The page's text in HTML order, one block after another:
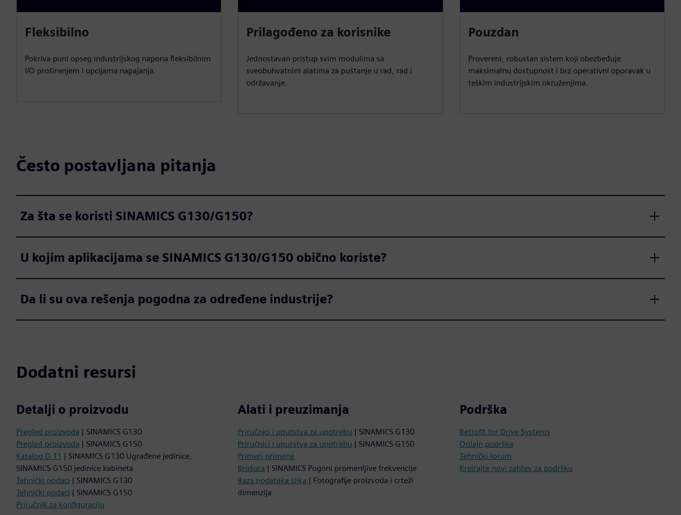
Fleksibilno
Pokriva puni opseg industrijskog napona fleksibilnim
I/O proširenjem i opcijama napajanja.
Prilagođeno za korisnike
Jednostavan pristup svim modulima sa
sveobuhvatnim alatima za puštanje u rad, rad i
održavanje.
Pouzdan
Provereni, robustan sistem koji obezbeđuje
maksimalnu dostupnost i brz operativni oporavak u
teškim industrijskim okruženjima.
Često postavljana pitanja
Za šta se koristi SINAMICS G130/G150?
U kojim aplikacijama se SINAMICS G130/G150 obično koriste?
Da li su ova rešenja pogodna za određene industrije?
Dodatni resursi
Detalji o proizvodu
Pregled proizvoda | SINAMICS G130
Pregled proizvoda | SINAMICS G150
Katalog D 11 | SINAMICS G130 Ugrađene jedinice,
SINAMICS G150 jedinice kabineta
Tehnički podaci | SINAMICS G130
Tehnički podaci | SINAMICS G150
Priručnik za konfiguraciju
Alati i preuzimanja
Priručnici i uputstva za upotrebu | SINAMICS G130
Priručnici i uputstva za upotrebu | SINAMICS G150
Primeri primene
Brošura | SINAMICS Pogoni promenljive frekvencije
Baza podataka slika | Fotografije proizvoda i crteži
dimenzija
Podrška
Retrofit for Drive Systems
Onlajn podrška
Tehnički forum
Kreirajte novi zahtev za podršku